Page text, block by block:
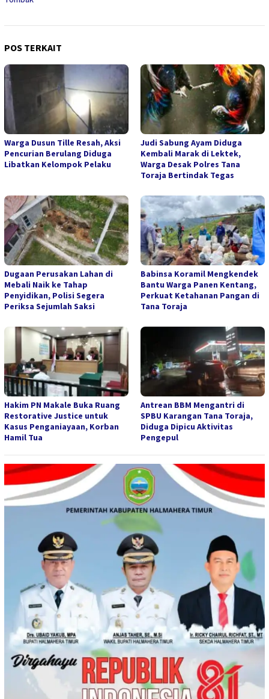
POS TERKAIT
Warga Dusun Tille Resah, Aksi
Pencurian Berulang Diduga
Libatkan Kelompok Pelaku
Judi Sabung Ayam Diduga
Kembali Marak di Lektek,
Warga Desak Polres Tana
Toraja Bertindak Tegas
Dugaan Perusakan Lahan di
Mebali Naik ke Tahap
Penyidikan, Polisi Segera
Periksa Sejumlah Saksi
Babinsa Koramil Mengkendek
Bantu Warga Panen Kentang,
Perkuat Ketahanan Pangan di
Tana Toraja
Hakim PN Makale Buka Ruang
Restorative Justice untuk
Kasus Penganiayaan, Korban
Hamil Tua
Antrean BBM Mengantri di
SPBU Karangan Tana Toraja,
Diduga Dipicu Aktivitas
Pengepul